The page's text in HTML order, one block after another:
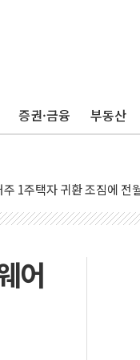
증권·금융 부동산
차단' 행정명령 서명…출
1주택자 귀환 조짐에 전
택자…맞교환·재매수·다
즈 해협 통항 제한 검토에
에 하락…다우 5거래일 랠
어